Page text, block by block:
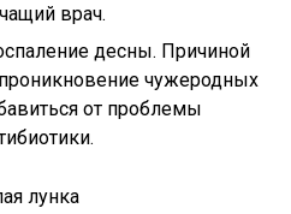
врач.
десны. Причиной
чужеродных
от проблемы
лунка